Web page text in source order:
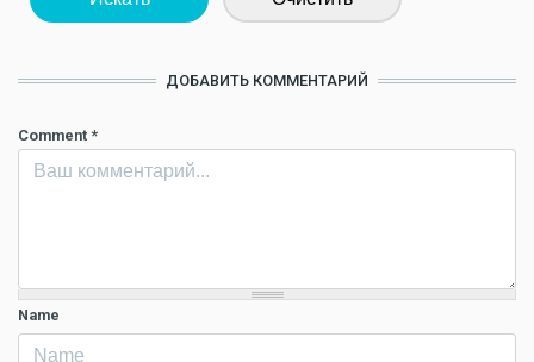
ДОБАВИТЬ КОММЕНТАРИЙ
Comment *
Name